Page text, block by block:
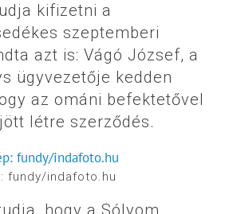
kifizetni a
szeptemberi
azt is: Vágó József, a
ügyvezetője kedden
az ománi befektetővel
létre szerződés.
fundy/indafoto.hu
hogy a Sólyom